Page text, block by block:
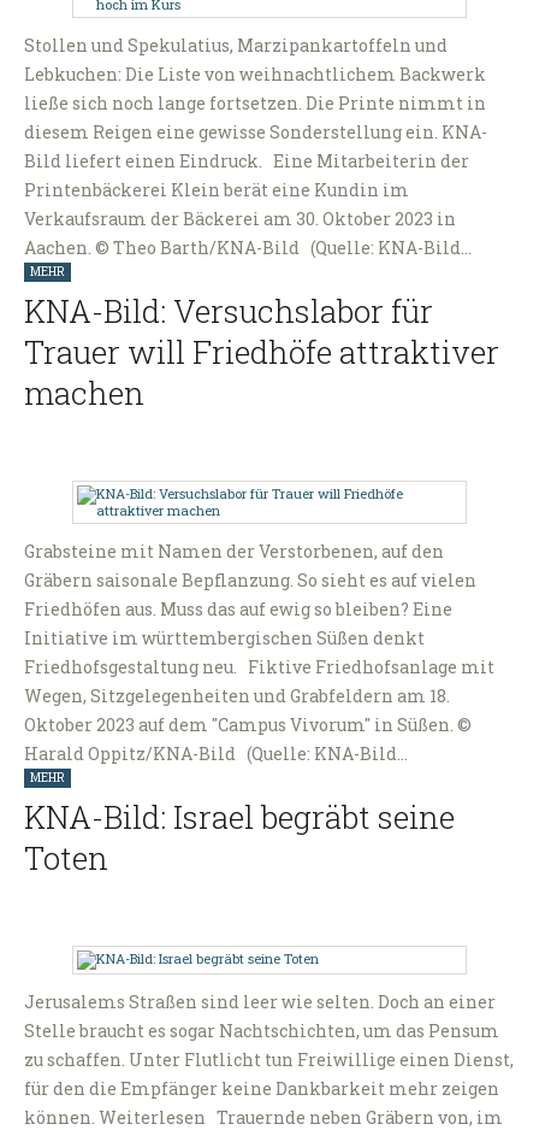
Stollen und Spekulatius, Marzipankartoffeln und
Lebkuchen: Die Liste von weihnachtlichem Backwerk
ließe sich noch lange fortsetzen. Die Printe nimmt in
diesem Reigen eine gewisse Sonderstellung ein. KNA-
Bild liefert einen Eindruck. Eine Mitarbeiterin der
Printenbäckerei Klein berät eine Kundin im
Verkaufsraum der Bäckerei am 30. Oktober 2023 in
Aachen. © Theo Barth/KNA-Bild (Quelle: KNA-Bild…
MEHR
KNA-Bild: Versuchslabor für
Trauer will Friedhöfe attraktiver
machen
Grabsteine mit Namen der Verstorbenen, auf den
Gräbern saisonale Bepflanzung. So sieht es auf vielen
Friedhöfen aus. Muss das auf ewig so bleiben? Eine
Initiative im württembergischen Süßen denkt
Friedhofsgestaltung neu. Fiktive Friedhofsanlage mit
Wegen, Sitzgelegenheiten und Grabfeldern am 18.
Oktober 2023 auf dem "Campus Vivorum" in Süßen. ©
Harald Oppitz/KNA-Bild (Quelle: KNA-Bild…
MEHR
KNA-Bild: Israel begräbt seine
Toten
Jerusalems Straßen sind leer wie selten. Doch an einer
Stelle braucht es sogar Nachtschichten, um das Pensum
zu schaffen. Unter Flutlicht tun Freiwillige einen Dienst,
für den die Empfänger keine Dankbarkeit mehr zeigen
können. Weiterlesen Trauernde neben Gräbern von, im